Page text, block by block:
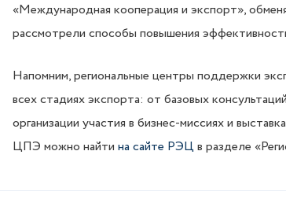
«Международная кооперация и экспорт»,
рассмотрели способы повышения
Напомним, региональные центры поддержки
всех стадиях экспорта: от базовых
организации участия в бизнес-миссиях и
ЦПЭ можно найти на сайте РЭЦ в разделе